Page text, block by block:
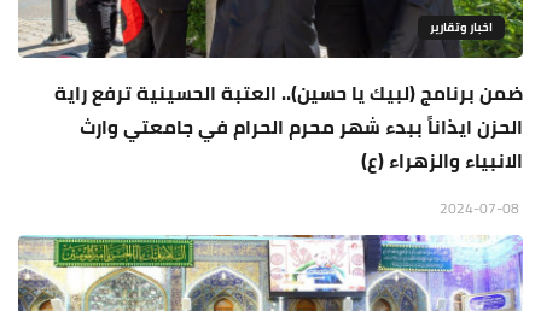
اخبار وتقارير
ضمن برنامج (لبيك يا حسين).. العتبة الحسينية ترفع راية
الحزن ايذاناً ببدء شهر محرم الحرام في جامعتي وارث
الانبياء والزهراء (ع)